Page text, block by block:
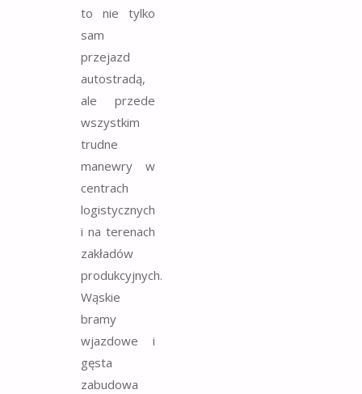
to nie tylko
sam
przejazd
autostradą,
ale przede
wszystkim
trudne
manewry w
centrach
logistycznych
i na terenach
zakładów
produkcyjnych.
Wąskie
bramy
wjazdowe i
gęsta
zabudowa